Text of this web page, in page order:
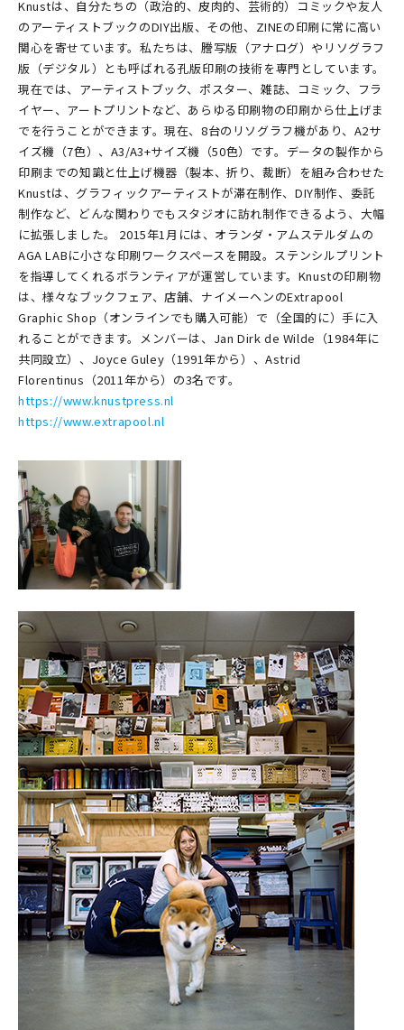
Knustは、自分たちの（政治的、皮肉的、芸術的）コミックや友人
のアーティストブックのDIY出版、その他、ZINEの印刷に常に高い
関心を寄せています。私たちは、謄写版（アナログ）やリソグラフ
版（デジタル）とも呼ばれる孔版印刷の技術を専門としています。
現在では、アーティストブック、ポスター、雑誌、コミック、フラ
イヤー、アートプリントなど、あらゆる印刷物の印刷から仕上げま
でを行うことができます。現在、8台のリソグラフ機があり、A2サ
イズ機（7色）、A3/A3+サイズ機（50色）です。データの製作から
印刷までの知識と仕上げ機器（製本、折り、裁断）を組み合わせた
Knustは、グラフィックアーティストが滞在制作、DIY制作、委託
制作など、どんな関わりでもスタジオに訪れ制作できるよう、大幅
に拡張しました。 2015年1月には、オランダ・アムステルダムの
AGA LABに小さな印刷ワークスペースを開設。ステンシルプリント
を指導してくれるボランティアが運営しています。Knustの印刷物
は、様々なブックフェア、店舗、ナイメーヘンのExtrapool
Graphic Shop（オンラインでも購入可能）で（全国的に）手に入
れることができます。メンバーは、Jan Dirk de Wilde（1984年に
共同設立）、Joyce Guley（1991年から）、Astrid
Florentinus（2011年から）の3名です。
https://www.knustpress.nl
https://www.extrapool.nl